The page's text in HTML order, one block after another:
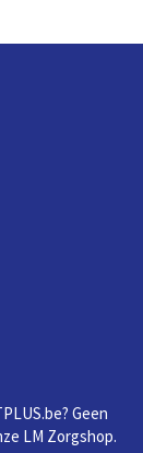
Geen
LM Zorgshop.